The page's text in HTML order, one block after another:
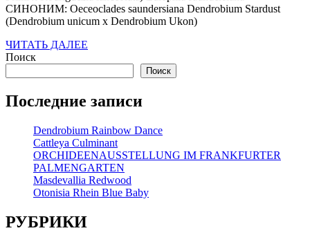
СИНОНИМ: Oeceoclades saundersiana Dendrobium Stardust
(Dendrobium unicum x Dendrobium Ukon)
ЧИТАТЬ ДАЛЕЕ
Поиск
Поиск
Последние записи
Dendrobium Rainbow Dance
Cattleya Culminant
ORCHIDEENAUSSTELLUNG IM FRANKFURTER
PALMENGARTEN
Masdevallia Redwood
Otonisia Rhein Blue Baby
РУБРИКИ